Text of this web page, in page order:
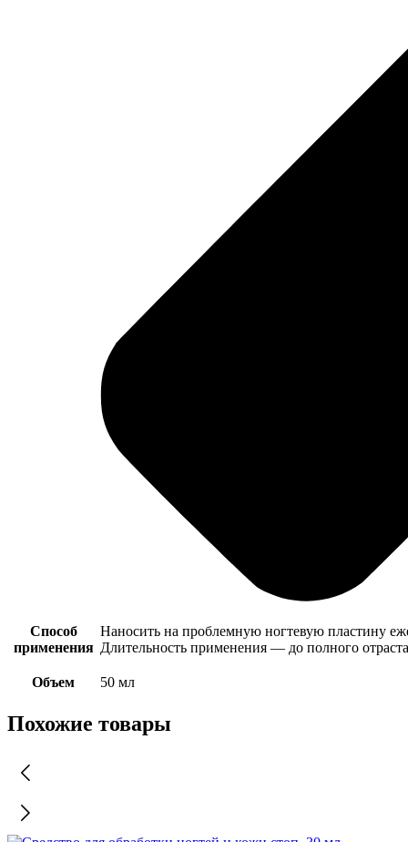
Способ
применения
Наносить на проблемную ногтевую пластину
Длительность применения — до полного
Объем 50 мл
Похожие товары